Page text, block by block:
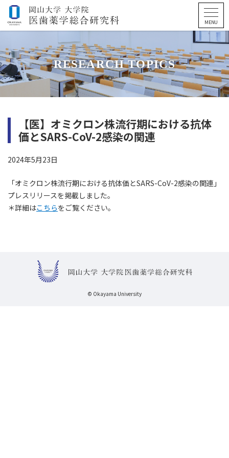
RESEARCH TOPICS
【医】オミクロン株流行期における抗体
価とSARS-CoV-2感染の関連
2024年5月23日
「オミクロン株流行期における抗体価とSARS-CoV-2感染の関連」
プレスリリースを掲載しました。
＊詳細はこちらをご覧ください。
© Okayama University